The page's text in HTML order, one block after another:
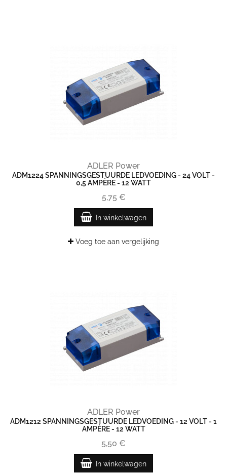
ADLER Power
ADM1224 SPANNINGSGESTUURDE LEDVOEDING - 24 VOLT -
0,5 AMPÈRE - 12 WATT
5,75 €
In winkelwagen
Voeg toe aan vergelijking
ADLER Power
ADM1212 SPANNINGSGESTUURDE LEDVOEDING - 12 VOLT - 1
AMPÈRE - 12 WATT
5,50 €
In winkelwagen